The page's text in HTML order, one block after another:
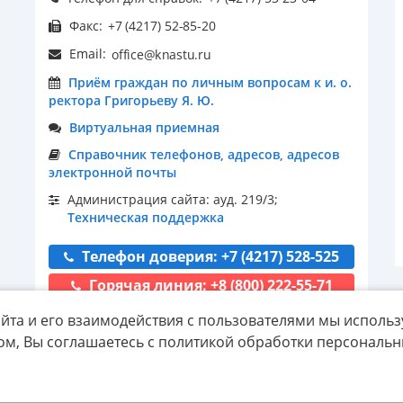
и его взаимодействия с пользователями мы
Вы соглашаетесь с политикой обработки
Факс:
Email:
Приём граждан по личным вопросам к и. о.
ректора Григорьеву Я. Ю.
Виртуальная приемная
Справочник телефонов, адресов, адресов
электронной почты
Администрация сайта: ауд. 219/3;
Техническая поддержка
Телефон доверия: +7 (4217) 528-525
Горячая линия: +8 (800) 222-55-71